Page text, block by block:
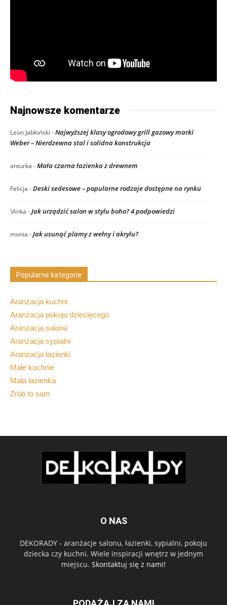
Najnowsze komentarze
Leon Jabłoński -Najwyższej klasy ogrodowy grill gazowy marki
Weber – Nierdzewna stal i solidna konstrukcja
anturka -Mała czarna łazienka z drewnem
Felicja -Deski sedesowe – popularne rodzaje dostępne na rynku
\Anka -Jak urządzić salon w stylu boho? 4 podpowiedzi
monia -Jak usunąć plamy z wełny i akrylu?
Popularne kategorie
Aranżacja kuchni
Aranżacja pokoju dziecięcego
Aranżacja salonu
Aranżacja sypialni
Aranżacja łazienki
Małe kuchnie
Mała łazienka
Zrób to sam
O NAS
DEKORADY - aranżacje salonu, łazienki, sypialni, pokoju
dziecka czy kuchni. Wiele inspiracji wnętrz w jednym
miejscu. Skontaktuj się z nami!